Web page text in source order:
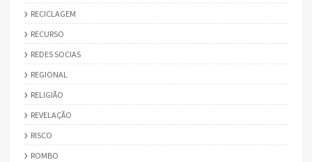
RECICLAGEM
RECURSO
REDES SOCIAS
REGIONAL
RELIGIÃO
REVELAÇÃO
RISCO
ROMBO